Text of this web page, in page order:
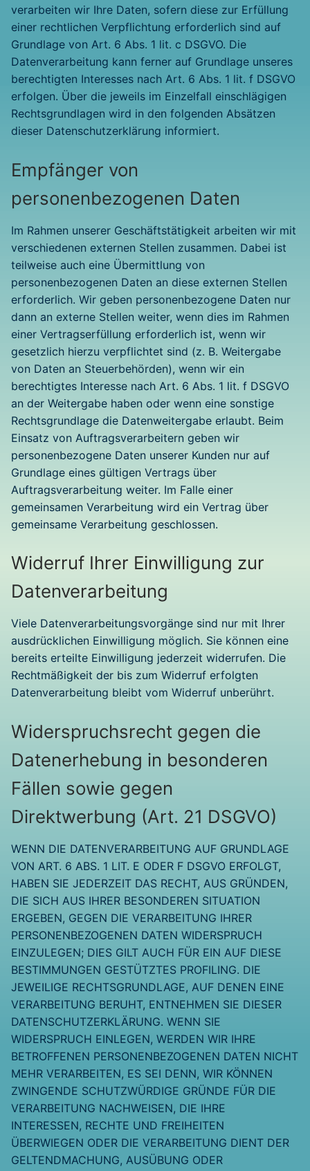
verarbeiten wir Ihre Daten, sofern diese zur Erfüllung
einer rechtlichen Verpflichtung erforderlich sind auf
Grundlage von Art. 6 Abs. 1 lit. c DSGVO. Die
Datenverarbeitung kann ferner auf Grundlage unseres
berechtigten Interesses nach Art. 6 Abs. 1 lit. f DSGVO
erfolgen. Über die jeweils im Einzelfall einschlägigen
Rechtsgrundlagen wird in den folgenden Absätzen
dieser Datenschutzerklärung informiert.
Empfänger von
personenbezogenen Daten
Im Rahmen unserer Geschäftstätigkeit arbeiten wir mit
verschiedenen externen Stellen zusammen. Dabei ist
teilweise auch eine Übermittlung von
personenbezogenen Daten an diese externen Stellen
erforderlich. Wir geben personenbezogene Daten nur
dann an externe Stellen weiter, wenn dies im Rahmen
einer Vertragserfüllung erforderlich ist, wenn wir
gesetzlich hierzu verpflichtet sind (z. B. Weitergabe
von Daten an Steuerbehörden), wenn wir ein
berechtigtes Interesse nach Art. 6 Abs. 1 lit. f DSGVO
an der Weitergabe haben oder wenn eine sonstige
Rechtsgrundlage die Datenweitergabe erlaubt. Beim
Einsatz von Auftragsverarbeitern geben wir
personenbezogene Daten unserer Kunden nur auf
Grundlage eines gültigen Vertrags über
Auftragsverarbeitung weiter. Im Falle einer
gemeinsamen Verarbeitung wird ein Vertrag über
gemeinsame Verarbeitung geschlossen.
Widerruf Ihrer Einwilligung zur
Datenverarbeitung
Viele Datenverarbeitungsvorgänge sind nur mit Ihrer
ausdrücklichen Einwilligung möglich. Sie können eine
bereits erteilte Einwilligung jederzeit widerrufen. Die
Rechtmäßigkeit der bis zum Widerruf erfolgten
Datenverarbeitung bleibt vom Widerruf unberührt.
Widerspruchsrecht gegen die
Datenerhebung in besonderen
Fällen sowie gegen
Direktwerbung (Art. 21 DSGVO)
WENN DIE DATENVERARBEITUNG AUF GRUNDLAGE
VON ART. 6 ABS. 1 LIT. E ODER F DSGVO ERFOLGT,
HABEN SIE JEDERZEIT DAS RECHT, AUS GRÜNDEN,
DIE SICH AUS IHRER BESONDEREN SITUATION
ERGEBEN, GEGEN DIE VERARBEITUNG IHRER
PERSONENBEZOGENEN DATEN WIDERSPRUCH
EINZULEGEN; DIES GILT AUCH FÜR EIN AUF DIESE
BESTIMMUNGEN GESTÜTZTES PROFILING. DIE
JEWEILIGE RECHTSGRUNDLAGE, AUF DENEN EINE
VERARBEITUNG BERUHT, ENTNEHMEN SIE DIESER
DATENSCHUTZERKLÄRUNG. WENN SIE
WIDERSPRUCH EINLEGEN, WERDEN WIR IHRE
BETROFFENEN PERSONENBEZOGENEN DATEN NICHT
MEHR VERARBEITEN, ES SEI DENN, WIR KÖNNEN
ZWINGENDE SCHUTZWÜRDIGE GRÜNDE FÜR DIE
VERARBEITUNG NACHWEISEN, DIE IHRE
INTERESSEN, RECHTE UND FREIHEITEN
ÜBERWIEGEN ODER DIE VERARBEITUNG DIENT DER
GELTENDMACHUNG, AUSÜBUNG ODER